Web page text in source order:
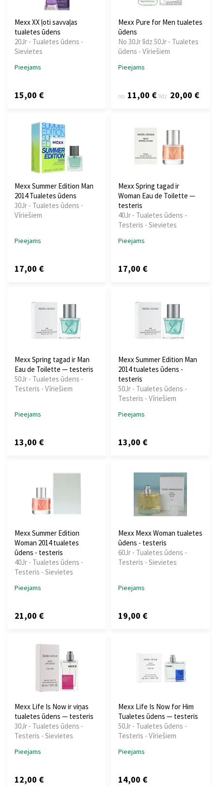
Mexx XX ļoti savvaļas
tualetes ūdens
20Jr - Tualetes ūdens -
Sievietes
Pieejams
15,00 €
Mexx Pure for Men tualetes
ūdens
No 30Jr līdz 50Jr - Tualetes
ūdens - Vīriešiem
Pieejams
no 11,00 € līdz 20,00 €
Mexx Summer Edition Man
2014 Tualetes ūdens
30Jr - Tualetes ūdens -
Vīriešiem
Pieejams
17,00 €
Mexx Spring tagad ir
Woman Eau de Toilette —
testeris
40Jr - Tualetes ūdens -
Testeris - Sievietes
Pieejams
17,00 €
Mexx Spring tagad ir Man
Eau de Toilette — testeris
50Jr - Tualetes ūdens -
Testeris - Vīriešiem
Pieejams
13,00 €
Mexx Summer Edition Man
2014 tualetes ūdens -
testeris
50Jr - Tualetes ūdens -
Testeris - Vīriešiem
Pieejams
13,00 €
Mexx Summer Edition
Woman 2014 tualetes
ūdens - testeris
40Jr - Tualetes ūdens -
Testeris - Sievietes
Pieejams
21,00 €
Mexx Mexx Woman tualetes
ūdens - testeris
60Jr - Tualetes ūdens -
Testeris - Sievietes
Pieejams
19,00 €
Mexx Life Is Now ir viņas
tualetes ūdens — testeris
30Jr - Tualetes ūdens -
Testeris - Sievietes
Pieejams
12,00 €
Mexx Life Is Now for Him
Tualetes ūdens — testeris
50Jr - Tualetes ūdens -
Testeris - Vīriešiem
Pieejams
14,00 €